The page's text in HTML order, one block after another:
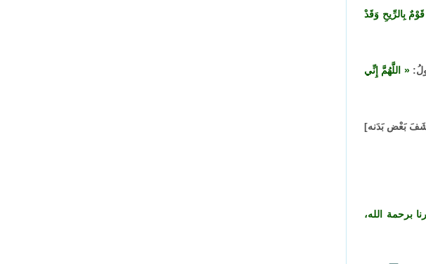
بِالرِّيحِ وَقَدْ
اللَّهُمَّ إِنِّي
بَعْض بَدَنه]
برحمة الله،